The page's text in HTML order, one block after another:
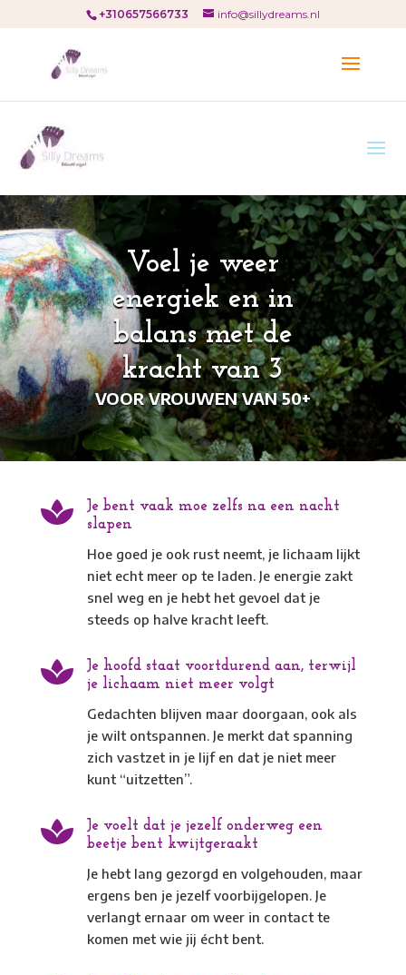
+310657566733 info@sillydreams.nl
Voel je weer
energiek en in
balans met de
kracht van 3
VOOR VROUWEN VAN 50+

Je bent vaak moe zelfs na een nacht
slapen
Hoe goed je ook rust neemt, je lichaam lijkt
niet echt meer op te laden. Je energie zakt
snel weg en je hebt het gevoel dat je
steeds op halve kracht leeft.

Je hoofd staat voortdurend aan, terwijl
je lichaam niet meer volgt
Gedachten blijven maar doorgaan, ook als
je wilt ontspannen. Je merkt dat spanning
zich vastzet in je lijf en dat je niet meer
kunt “uitzetten”.

Je voelt dat je jezelf onderweg een
beetje bent kwijtgeraakt
Je hebt lang gezorgd en volgehouden, maar
ergens ben je jezelf voorbijgelopen. Je
verlangt ernaar om weer in contact te
komen met wie jij écht bent.